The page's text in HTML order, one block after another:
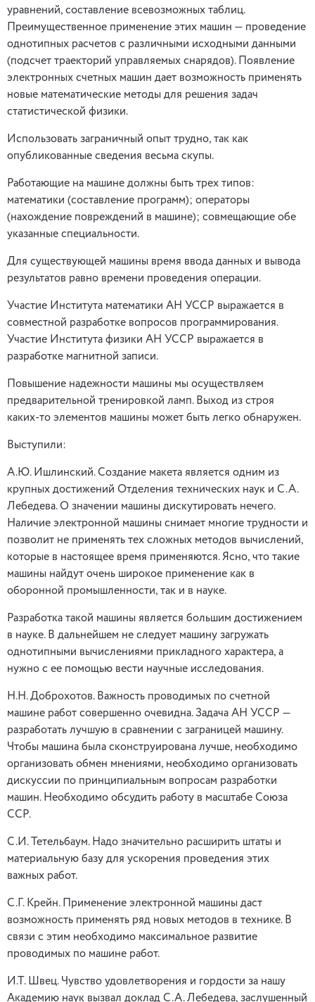
уравнений, составление всевозможных таблиц.
Преимущественное применение этих машин — проведение
однотипных расчетов с различными исходными данными
(подсчет траекторий управляемых снарядов). Появление
электронных счетных машин дает возможность применять
новые математические методы для решения задач
статистической физики.
Использовать заграничный опыт трудно, так как
опубликованные сведения весьма скупы.
Работающие на машине должны быть трех типов:
математики (составление программ); операторы
(нахождение повреждений в машине); совмещающие обе
указанные специальности.
Для существующей машины время ввода данных и вывода
результатов равно времени проведения операции.
Участие Института математики АН УССР выражается в
совместной разработке вопросов программирования.
Участие Института физики АН УССР выражается в
разработке магнитной записи.
Повышение надежности машины мы осуществляем
предварительной тренировкой ламп. Выход из строя
каких-то элементов машины может быть легко обнаружен.
Выступили:
А.Ю. Ишлинский. Создание макета является одним из
крупных достижений Отделения технических наук и С.А.
Лебедева. О значении машины дискутировать нечего.
Наличие электронной машины снимает многие трудности и
позволит не применять тех сложных методов вычислений,
которые в настоящее время применяются. Ясно, что такие
машины найдут очень широкое применение как в
оборонной промышленности, так и в науке.
Разработка такой машины является большим достижением
в науке. В дальнейшем не следует машину загружать
однотипными вычислениями прикладного характера, а
нужно с ее помощью вести научные исследования.
Н.Н. Доброхотов. Важность проводимых по счетной
машине работ совершенно очевидна. Задача АН УССР —
разработать лучшую в сравнении с заграницей машину.
Чтобы машина была сконструирована лучше, необходимо
организовать обмен мнениями, необходимо организовать
дискуссии по принципиальным вопросам разработки
машин. Необходимо обсудить работу в масштабе Союза
ССР.
С.И. Тетельбаум. Надо значительно расширить штаты и
материальную базу для ускорения проведения этих
важных работ.
С.Г. Крейн. Применение электронной машины даст
возможность применять ряд новых методов в технике. В
связи с этим необходимо максимальное развитие
проводимых по машине работ.
И.Т. Швец. Чувство удовлетворения и гордости за нашу
Академию наук вызвал доклад С.А. Лебедева, заслушенный